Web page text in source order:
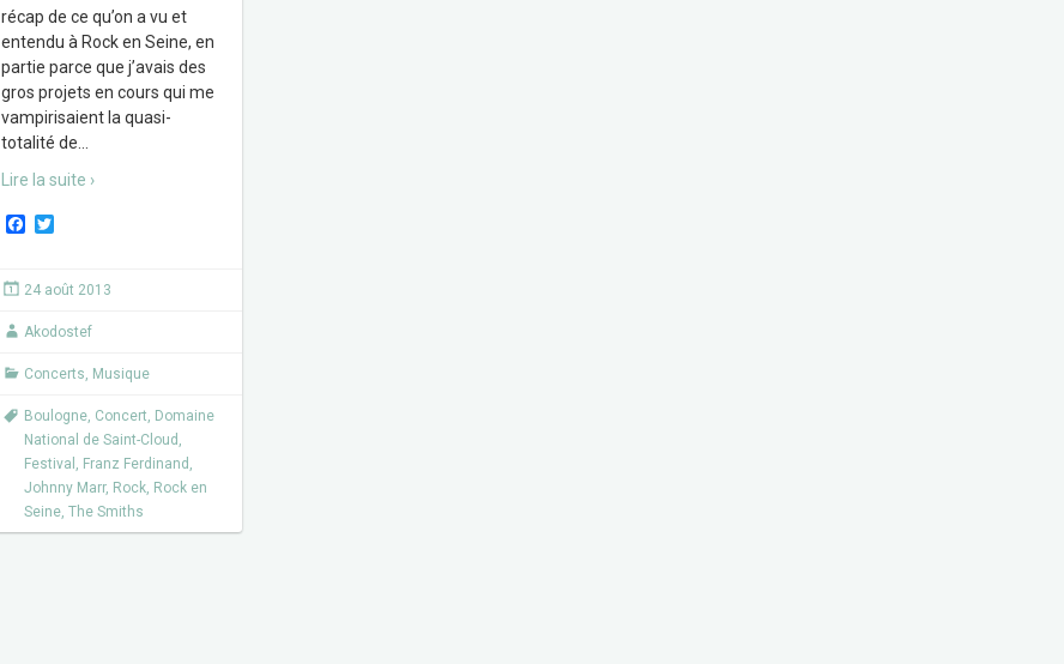
récap de ce qu’on a vu et
entendu à Rock en Seine, en
partie parce que j’avais des
gros projets en cours qui me
vampirisaient la quasi-
totalité de
Lire la suite ›
F
e
b
o
t
r
24 août 2013
Akodostef
Concerts, Musique
Boulogne, Concert, Domaine
National de Saint-Cloud ,
Festival , Franz Ferdinand ,
Johnny Marr, Rock, Rock en
Seine, The Smiths